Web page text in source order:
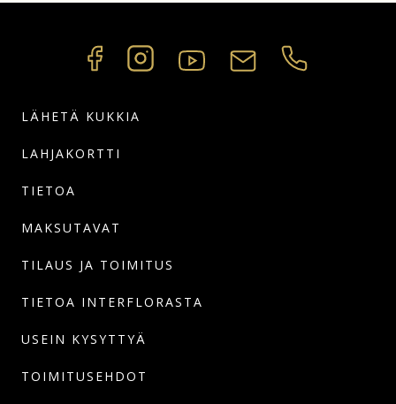
LÄHETÄ KUKKIA
LAHJAKORTTI
TIETOA
MAKSUTAVAT
TILAUS JA TOIMITUS
TIETOA INTERFLORASTA
USEIN KYSYTTYÄ
TOIMITUSEHDOT